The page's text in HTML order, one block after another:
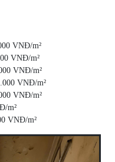
VNĐ/m²
VNĐ/m²
VNĐ/m²
VNĐ/m²
VNĐ/m²
m²
VNĐ/m²